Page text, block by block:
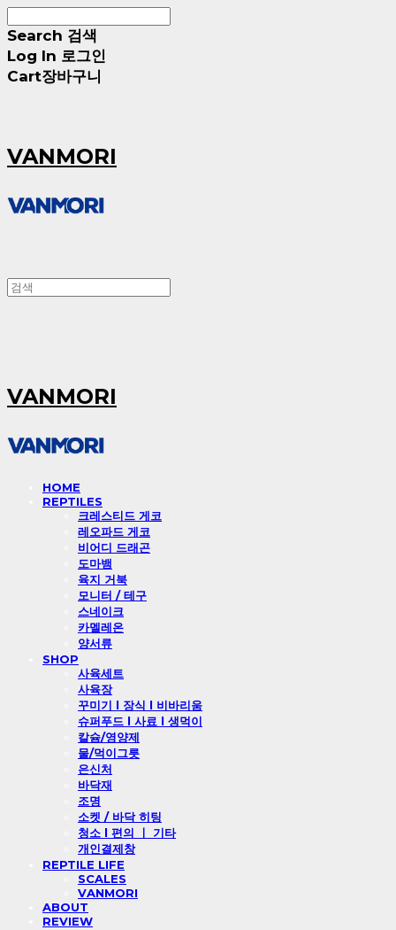
Search 검색
Log In 로그인
Cart장바구니
VANMORI
VANMORI
HOME
REPTILES
크레스티드 게코
레오파드 게코
비어디 드래곤
도마뱀
육지 거북
모니터 / 테구
스네이크
카멜레온
양서류
SHOP
사육세트
사육장
꾸미기 l 장식 l 비바리움
슈퍼푸드 l 사료 l 생먹이
칼슘/영양제
물/먹이그릇
은신처
바닥재
조명
소켓 / 바닥 히팅
청소 l 편의 ㅣ 기타
개인결제창
REPTILE LIFE
SCALES
VANMORI
ABOUT
REVIEW